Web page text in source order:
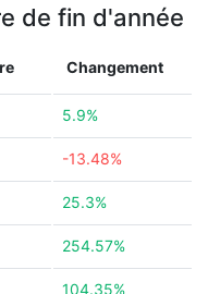
de fin d'année
Changement
5.9%
-13.48%
25.3%
254.57%
104.35%